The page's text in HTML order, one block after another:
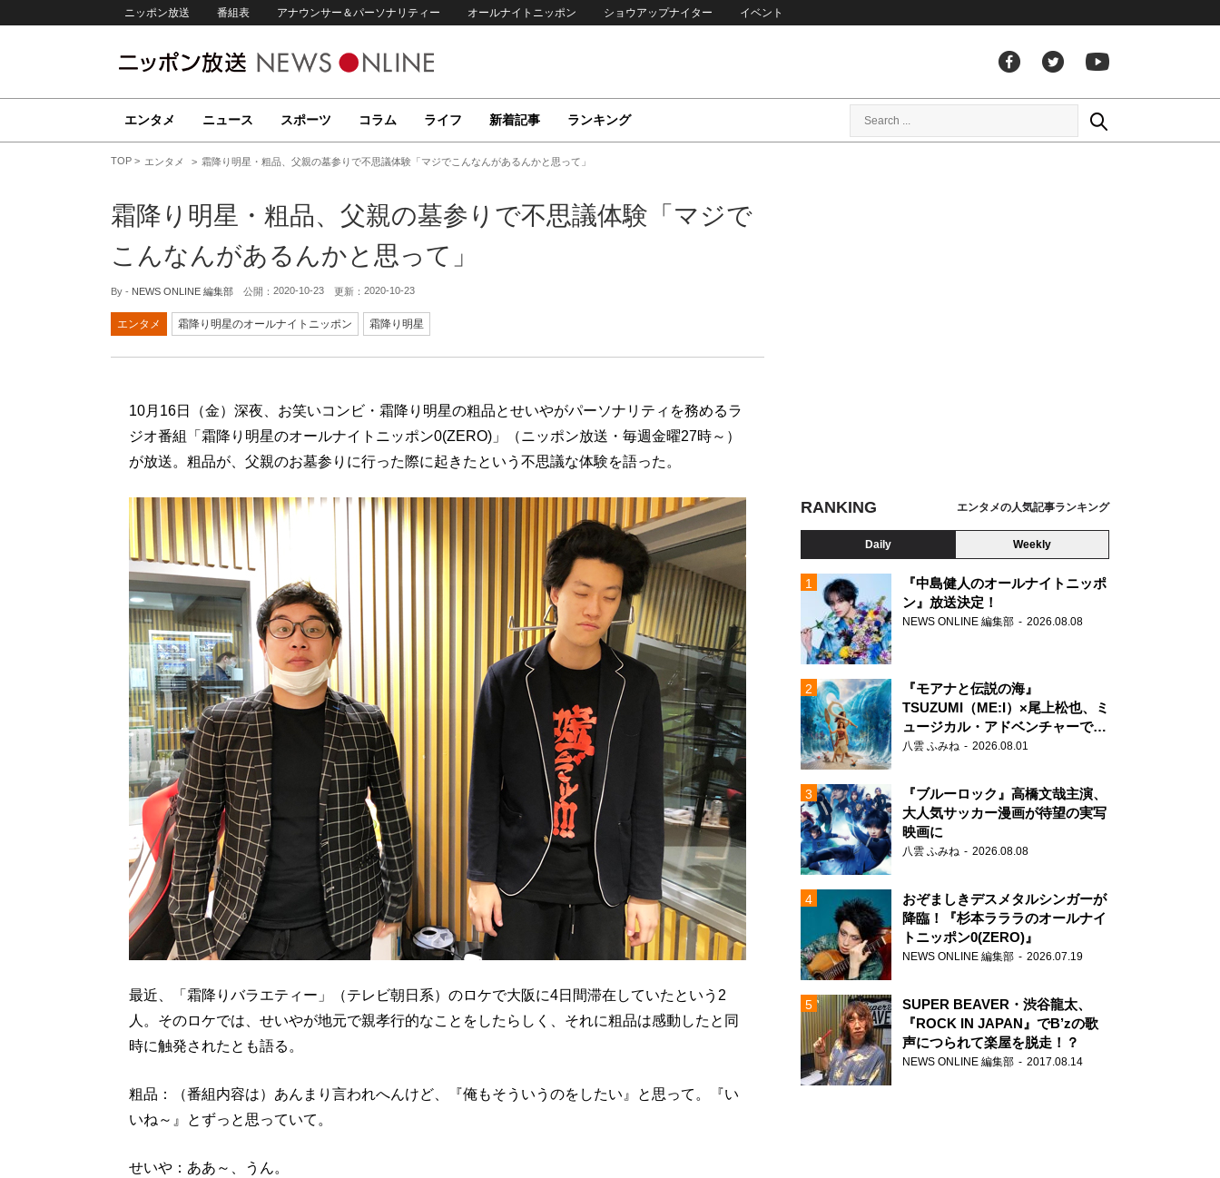
ニッポン放送 番組表 アナウンサー＆パーソナリティー オールナイトニッポン ショウアップナイター イベント
エンタメ ニュース スポーツ コラム ライフ 新着記事 ランキング
TOP エンタメ 霜降り明星・粗品、父親の墓参りで不思議体験「マジでこんなんがあるんかと思って」
霜降り明星・粗品、父親の墓参りで不思議体験「マジで
こんなんがあるんかと思って」
By - NEWS ONLINE 編集部 公開： 2020-10-23 更新： 2020-10-23
エンタメ 霜降り明星のオールナイトニッポン 霜降り明星
10月16日（金）深夜、お笑いコンビ・霜降り明星の粗品とせいやがパーソナリティを務めるラ
ジオ番組「霜降り明星のオールナイトニッポン0(ZERO)」（ニッポン放送・毎週金曜27時～）
が放送。粗品が、父親のお墓参りに行った際に起きたという不思議な体験を語った。
最近、「霜降りバラエティー」（テレビ朝日系）のロケで大阪に4日間滞在していたという2
人。そのロケでは、せいやが地元で親孝行的なことをしたらしく、それに粗品は感動したと同
時に触発されたとも語る。
粗品：（番組内容は）あんまり言われへんけど、『俺もそういうのをしたい』と思って。『い
いね～』とずっと思っていて。
せいや：ああ～、うん。
RANKING エンタメの人気記事ランキング
Daily Weekly
『中島健人のオールナイトニッポ
ン』放送決定！
NEWS ONLINE 編集部 2026.08.08
『モアナと伝説の海』
TSUZUMI（ME:I）×尾上松也、ミ
ュージカル・アドベンチャーで美
声を響かせる
八雲 ふみね 2026.08.01
『ブルーロック』高橋文哉主演、
大人気サッカー漫画が待望の実写
映画に
八雲 ふみね 2026.08.08
おぞましきデスメタルシンガーが
降臨！『杉本ラララのオールナイ
トニッポン0(ZERO)』
NEWS ONLINE 編集部 2026.07.19
SUPER BEAVER・渋谷龍太、
『ROCK IN JAPAN』でB’zの歌
声につられて楽屋を脱走！？
NEWS ONLINE 編集部 2017.08.14